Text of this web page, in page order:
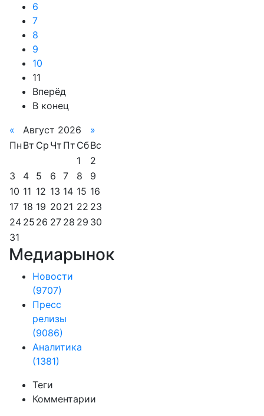
6
7
8
9
10
11
Вперёд
В конец
« Август 2026
»
Пн Вт Ср Чт Пт СбВс
1
2
3
4 5 6 7 8
9
10 11 12 13 14 15 16
17 18 19 20 21 22 23
24 25 26 27 28 29 30
31
Медиарынок
Новости
(9707)
Пресс
релизы
(9086)
Аналитика
(1381)
Теги
Комментарии